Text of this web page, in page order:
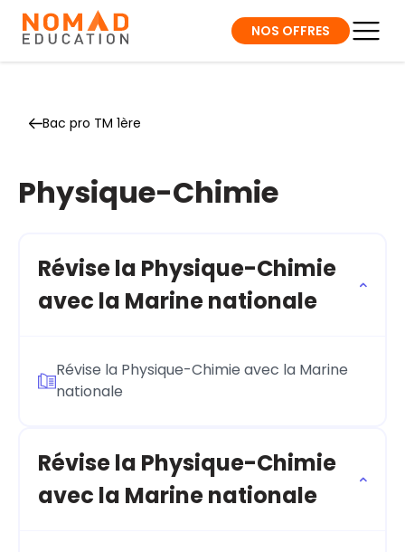
NOS OFFRES
Bac pro TM 1ère
Physique-Chimie
Révise la Physique-Chimie
avec la Marine nationale
Révise la Physique-Chimie avec la Marine
nationale
Révise la Physique-Chimie
avec la Marine nationale